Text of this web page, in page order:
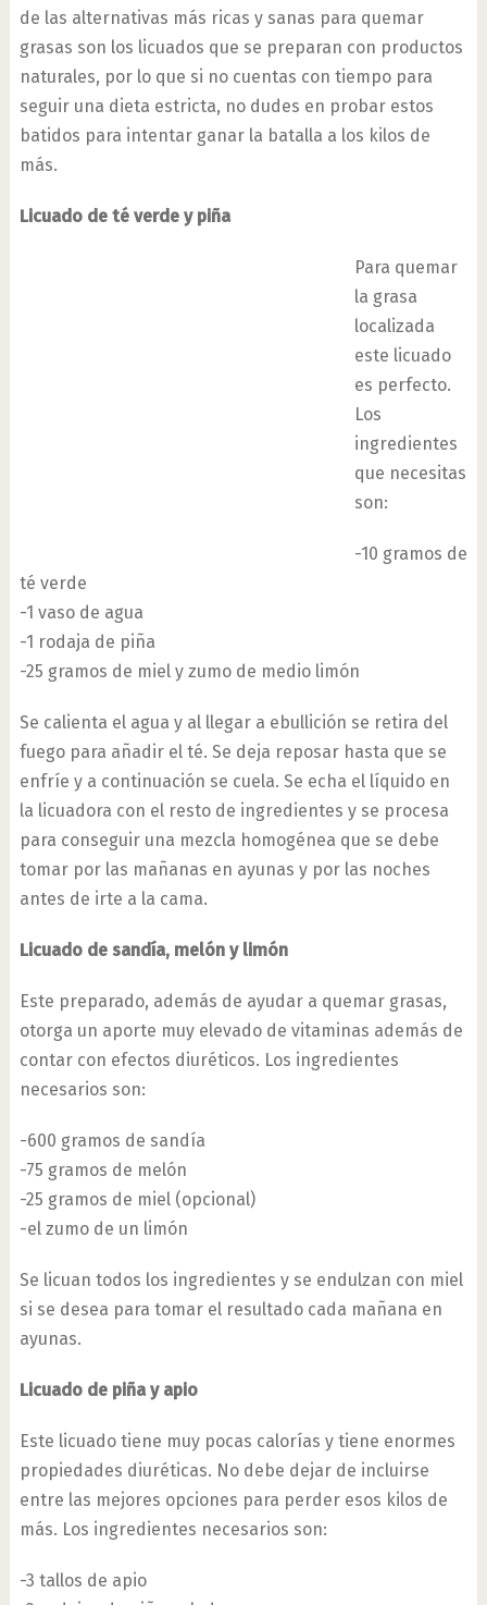
de las alternativas más ricas y sanas para quemar
grasas son los licuados que se preparan con productos
naturales, por lo que si no cuentas con tiempo para
seguir una dieta estricta, no dudes en probar estos
batidos para intentar ganar la batalla a los kilos de
más.
Licuado de té verde y piña
Para quemar
la grasa
localizada
este licuado
es perfecto.
Los
ingredientes
que necesitas
son:
-10 gramos de
té verde
-1 vaso de agua
-1 rodaja de piña
-25 gramos de miel y zumo de medio limón
Se calienta el agua y al llegar a ebullición se retira del
fuego para añadir el té. Se deja reposar hasta que se
enfríe y a continuación se cuela. Se echa el líquido en
la licuadora con el resto de ingredientes y se procesa
para conseguir una mezcla homogénea que se debe
tomar por las mañanas en ayunas y por las noches
antes de irte a la cama.
Licuado de sandía, melón y limón
Este preparado, además de ayudar a quemar grasas,
otorga un aporte muy elevado de vitaminas además de
contar con efectos diuréticos. Los ingredientes
necesarios son:
-600 gramos de sandía
-75 gramos de melón
-25 gramos de miel (opcional)
-el zumo de un limón
Se licuan todos los ingredientes y se endulzan con miel
si se desea para tomar el resultado cada mañana en
ayunas.
Licuado de piña y apio
Este licuado tiene muy pocas calorías y tiene enormes
propiedades diuréticas. No debe dejar de incluirse
entre las mejores opciones para perder esos kilos de
más. Los ingredientes necesarios son:
-3 tallos de apio